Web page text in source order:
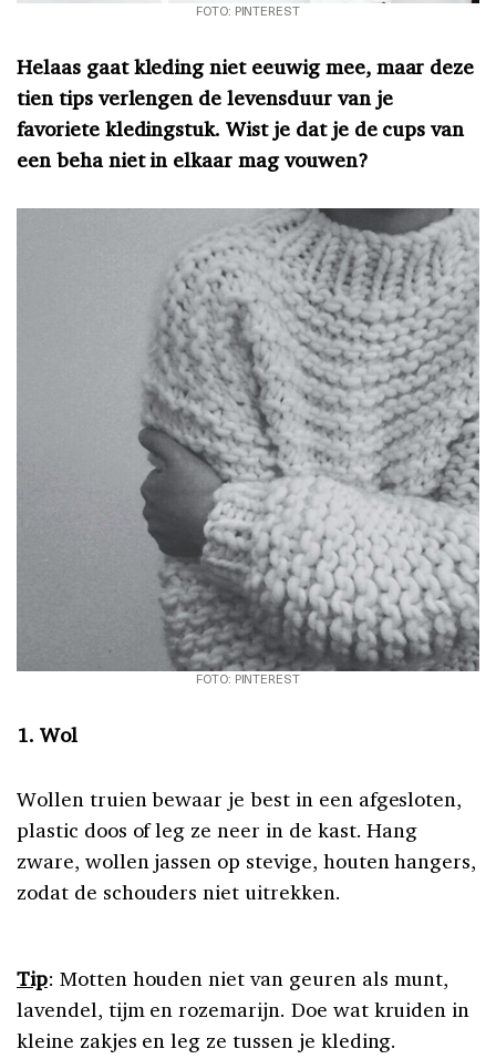
FOTO: PINTEREST
Helaas gaat kleding niet eeuwig mee, maar deze
tien tips verlengen de levensduur van je
favoriete kledingstuk. Wist je dat je de cups van
een beha niet in elkaar mag vouwen?
FOTO: PINTEREST
1. Wol
Wollen truien bewaar je best in een afgesloten,
plastic doos of leg ze neer in de kast. Hang
zware, wollen jassen op stevige, houten hangers,
zodat de schouders niet uitrekken.
Tip: Motten houden niet van geuren als munt,
lavendel, tijm en rozemarijn. Doe wat kruiden in
kleine zakjes en leg ze tussen je kleding.